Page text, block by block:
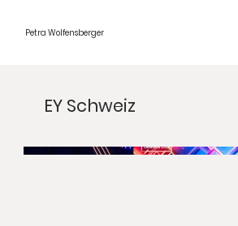
Petra Wolfensberger
EY Schweiz